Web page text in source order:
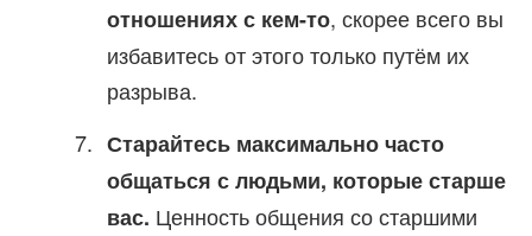
отношениях с кем-то, скорее всего вы
избавитесь от этого только путём их
разрыва.
Старайтесь максимально часто
общаться с людьми, которые старше
вас. Ценность общения со старшими